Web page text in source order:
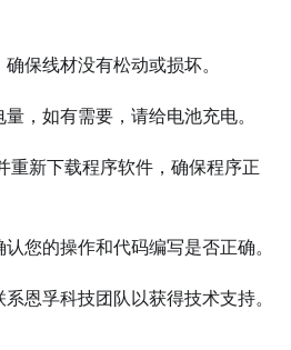
保线材没有松动或损坏。
，如有需要，请给电池充电。
新下载程序软件，确保程序正
您的操作和代码编写是否正确。
恩孚科技团队以获得技术支持。